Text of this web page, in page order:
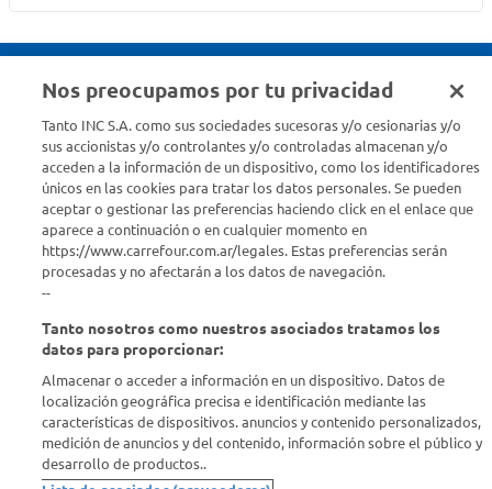
Estamos para ayudarte
¿Tenés una consulta? Comunicate con nosotros acá
Descubrí Carrefour
Conocenos
Info útil
Comprá Online
Nos preocupamos por tu privacidad
Tanto INC S.A. como sus sociedades sucesoras y/o cesionarias y/o
sus accionistas y/o controlantes y/o controladas almacenan y/o
acceden a la información de un dispositivo, como los identificadores
únicos en las cookies para tratar los datos personales. Se pueden
aceptar o gestionar las preferencias haciendo click en el enlace que
aparece a continuación o en cualquier momento en
https://www.carrefour.com.ar/legales. Estas preferencias serán
procesadas y no afectarán a los datos de navegación.
--
Tanto nosotros como nuestros asociados tratamos los
datos para proporcionar:
Almacenar o acceder a información en un dispositivo. Datos de
localización geográfica precisa e identificación mediante las
características de dispositivos. anuncios y contenido personalizados,
medición de anuncios y del contenido, información sobre el público y
desarrollo de productos..